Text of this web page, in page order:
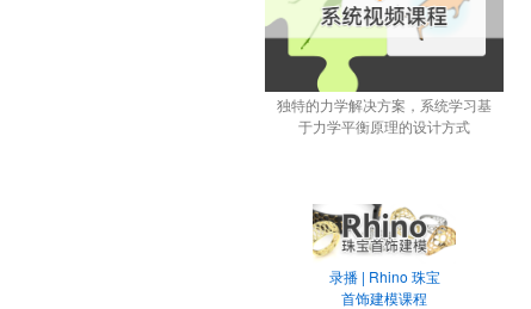
独特的力学解决方案，系统学习基
于力学平衡原理的设计方式
录播 | Rhino 珠宝
首饰建模课程